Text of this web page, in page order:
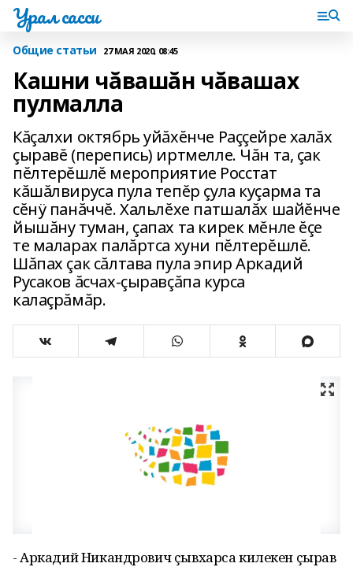
Урал сасси
Общие статьи 27 МАЯ 2020, 08:45
Кашни чăвашăн чăвашах
пулмалла
Кăçалхи октябрь уйăхĕнче Раççейре халăх
çыравĕ (перепись) иртмелле. Чăн та, çак
пĕлтерĕшлĕ мероприятие Росстат
кăшăлвируса пула тепĕр çула куçарма та
сĕнÿ панăччĕ. Хальлĕхе патшалăх шайĕнче
йышăну туман, çапах та кирек мĕнле ĕçе
те маларах палăртса хуни пĕлтерĕшлĕ.
Шăпах çак сăлтава пула эпир Аркадий
Русаков ăсчах-çыравçăпа курса
калаçрăмăр.
- Аркадий Никандрович çывхарса килекен çырав